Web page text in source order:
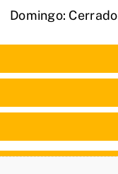
Domingo: Cerrado